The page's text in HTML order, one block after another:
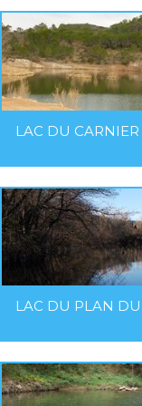
LAC DU CARNIER
LAC DU PLAN